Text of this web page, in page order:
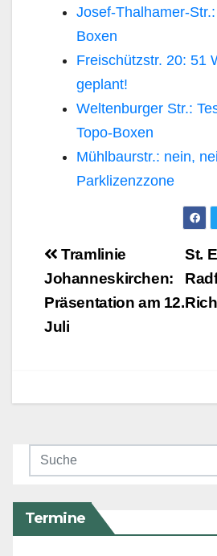
Josef-Thalhamer-
Boxen
Freischützstr. 20: 51
geplant!
Weltenburger Str.:
Topo-Boxen
Mühlbaurstr.: nein,
Parklizenzzone
St.
Tramlinie
Johanneskirchen:
Präsentation am 12.
Juli
Termine